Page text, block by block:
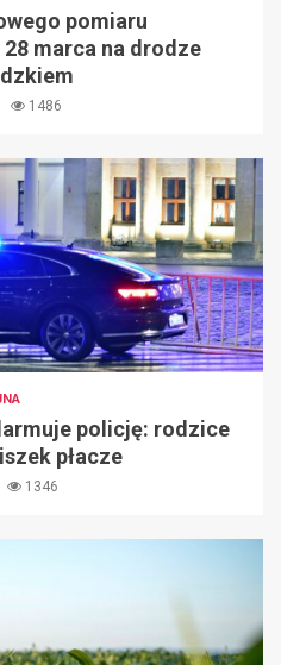
pomiaru
marca na drodze
1486
policję: rodzice
płacze
1346